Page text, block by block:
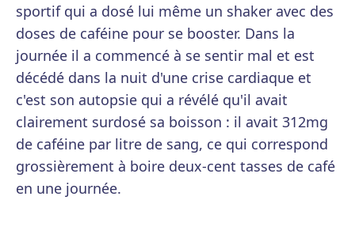
sportif qui a dosé lui même un shaker avec des
doses de caféine pour se booster. Dans la
journée il a commencé à se sentir mal et est
décédé dans la nuit d'une crise cardiaque et
c'est son autopsie qui a révélé qu'il avait
clairement surdosé sa boisson : il avait 312mg
de caféine par litre de sang, ce qui correspond
grossièrement à boire deux-cent tasses de café
en une journée.